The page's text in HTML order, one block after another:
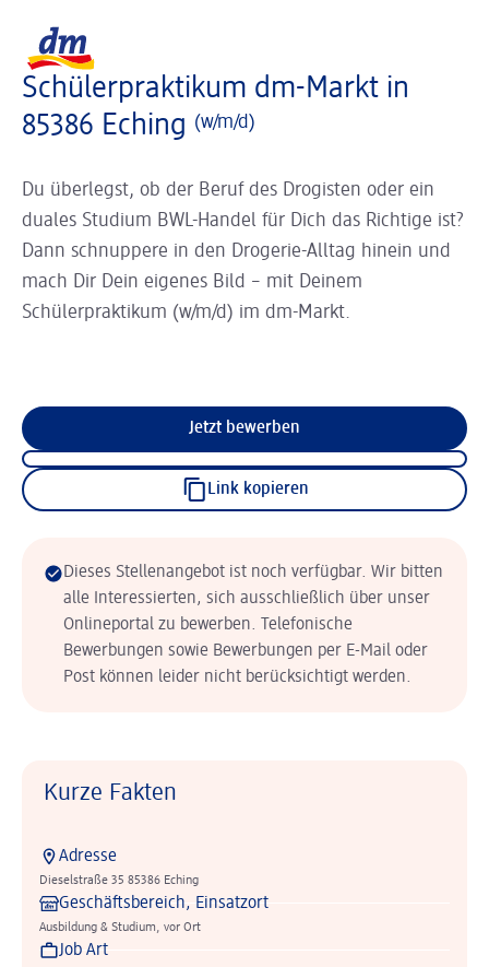
Schülerpraktikum dm-Markt in
85386 Eching (w/m/d)
Du überlegst, ob der Beruf des Drogisten oder ein
duales Studium BWL-Handel für Dich das Richtige ist?
Dann schnuppere in den Drogerie-Alltag hinein und
mach Dir Dein eigenes Bild – mit Deinem
Schülerpraktikum (w/m/d) im dm-Markt.
Jetzt bewerben
Link kopieren
Dieses Stellenangebot ist noch verfügbar. Wir bitten
alle Interessierten, sich ausschließlich über unser
Onlineportal zu bewerben. Telefonische
Bewerbungen sowie Bewerbungen per E-Mail oder
Post können leider nicht berücksichtigt werden.
Kurze Fakten
Adresse
Dieselstraße 35 85386 Eching
Geschäftsbereich, Einsatzort
Ausbildung & Studium, vor Ort
Job Art